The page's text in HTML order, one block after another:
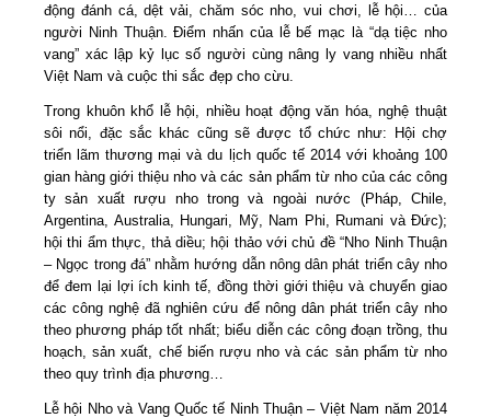
động đánh cá, dệt vải, chăm sóc nho, vui chơi, lễ hội… của
người Ninh Thuận. Điểm nhấn của lễ bế mạc là “dạ tiệc nho
vang” xác lập kỷ lục số người cùng nâng ly vang nhiều nhất
Việt Nam và cuộc thi sắc đẹp cho cừu.
Trong khuôn khổ lễ hội, nhiều hoạt động văn hóa, nghệ thuật
sôi nổi, đặc sắc khác cũng sẽ được tổ chức như: Hội chợ
triển lãm thương mại và du lịch quốc tế 2014 với khoảng 100
gian hàng giới thiệu nho và các sản phẩm từ nho của các công
ty sản xuất rượu nho trong và ngoài nước (Pháp, Chile,
Argentina, Australia, Hungari, Mỹ, Nam Phi, Rumani và Đức);
hội thi ẩm thực, thả diều; hội thảo với chủ đề “Nho Ninh Thuận
– Ngọc trong đá” nhằm hướng dẫn nông dân phát triển cây nho
để đem lại lợi ích kinh tế, đồng thời giới thiệu và chuyển giao
các công nghệ đã nghiên cứu để nông dân phát triển cây nho
theo phương pháp tốt nhất; biểu diễn các công đoạn trồng, thu
hoạch, sản xuất, chế biến rượu nho và các sản phẩm từ nho
theo quy trình địa phương…
Lễ hội Nho và Vang Quốc tế Ninh Thuận – Việt Nam năm 2014